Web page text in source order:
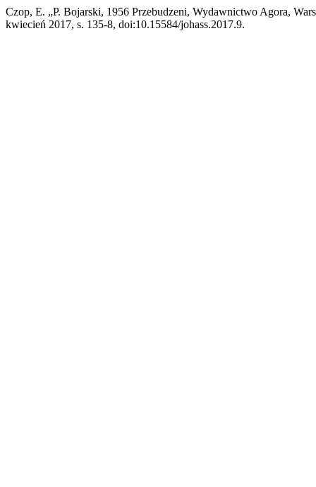
Czop, E. „P. Bojarski, 1956 Przebudzeni, Wydawnictwo Agora,
kwiecień 2017, s. 135-8, doi:10.15584/johass.2017.9.